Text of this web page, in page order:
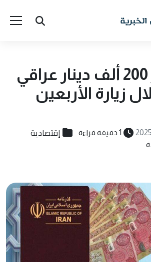
إيران توفر 200 ألف دينار عراقي
زيارة الأربعين
1 دقيقة قراءة إقتصادية